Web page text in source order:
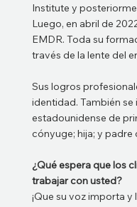
Institute y
Luego, en abril de
EMDR. Toda su
través de la lente del
Sus logros
identidad. También
estadounidense de
cónyuge; hija; y padre
¿Qué espera que los
trabajar con usted?
¡Que su voz importa